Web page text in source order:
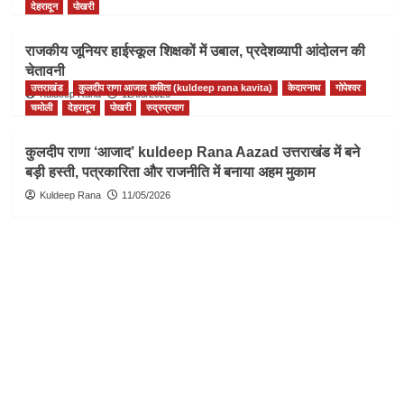
देहरादून
पोखरी
राजकीय जूनियर हाईस्कूल शिक्षकों में उबाल, प्रदेशव्यापी आंदोलन की
चेतावनी
Kuldeep Rana 12/05/2026
उत्तराखंड कुलदीप राणा आजाद कविता (kuldeep rana kavita) केदारनाथ
गोपेश्वर
चमोली
देहरादून पोखरी रुद्रप्रयाग
कुलदीप राणा ‘आजाद’ kuldeep Rana Aazad उत्तराखंड में बने
बड़ी हस्ती, पत्रकारिता और राजनीति में बनाया अहम मुकाम
Kuldeep Rana 11/05/2026